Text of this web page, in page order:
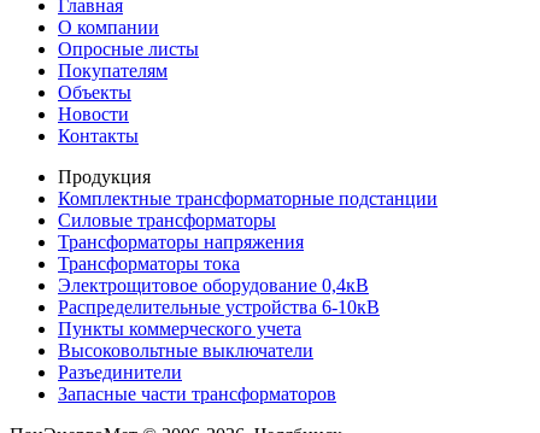
Главная
О компании
Опросные листы
Покупателям
Объекты
Новости
Контакты
Продукция
Комплектные трансформаторные подстанции
Силовые трансформаторы
Трансформаторы напряжения
Трансформаторы тока
Электрощитовое оборудование 0,4кВ
Распределительные устройства 6-10кВ
Пункты коммерческого учета
Высоковольтные выключатели
Разъединители
Запасные части трансформаторов